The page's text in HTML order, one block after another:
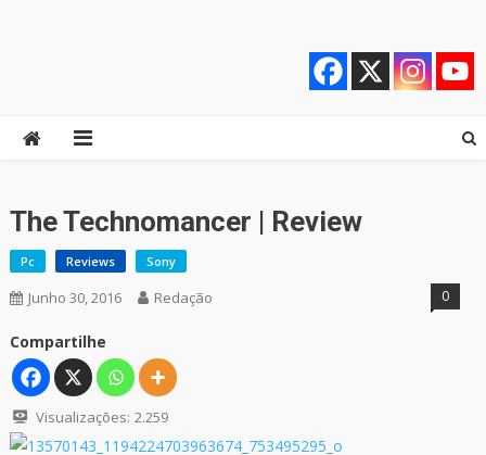
Quebrando o Controle
The Technomancer | Review
Pc Reviews Sony
Junho 30, 2016 Redação 0
Compartilhe
Visualizações: 2.259